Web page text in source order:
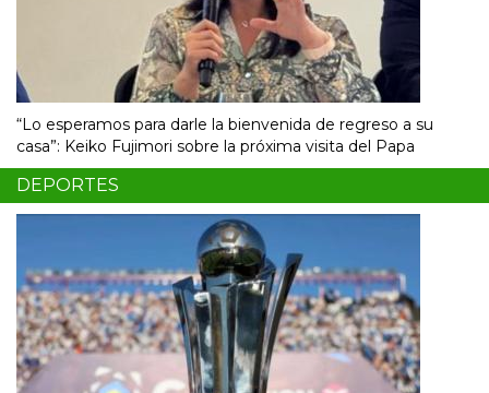
“Lo esperamos para darle la bienvenida de regreso a su
casa”: Keiko Fujimori sobre la próxima visita del Papa
DEPORTES